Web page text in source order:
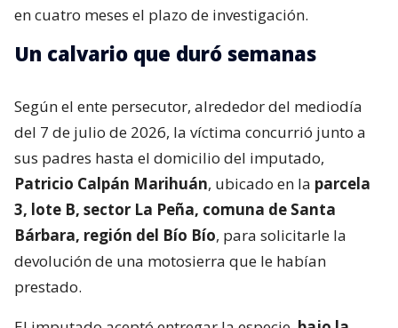
en cuatro meses el plazo de investigación.
Un calvario que duró semanas
Según el ente persecutor, alrededor del mediodía
del 7 de julio de 2026, la víctima concurrió junto a
sus padres hasta el domicilio del imputado,
Patricio Calpán Marihuán, ubicado en la parcela
3, lote B, sector La Peña, comuna de Santa
Bárbara, región del Bío Bío, para solicitarle la
devolución de una motosierra que le habían
prestado.